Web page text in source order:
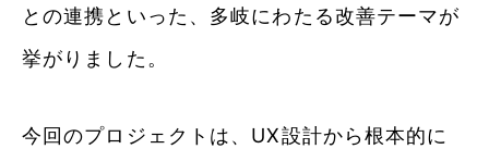
との連携といった、多岐にわたる改善テーマが
挙がりました。
今回のプロジェクトは、UX設計から根本的に